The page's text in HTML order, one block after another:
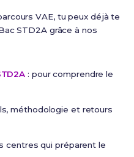
VAE, tu peux déjà te
STD2A grâce à nos
: pour comprendre le
méthodologie et retours
centres qui préparent le